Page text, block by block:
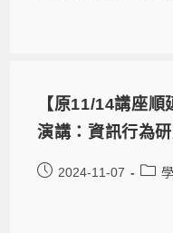
【原11/14講座
演講：資訊行為
2024-11-07